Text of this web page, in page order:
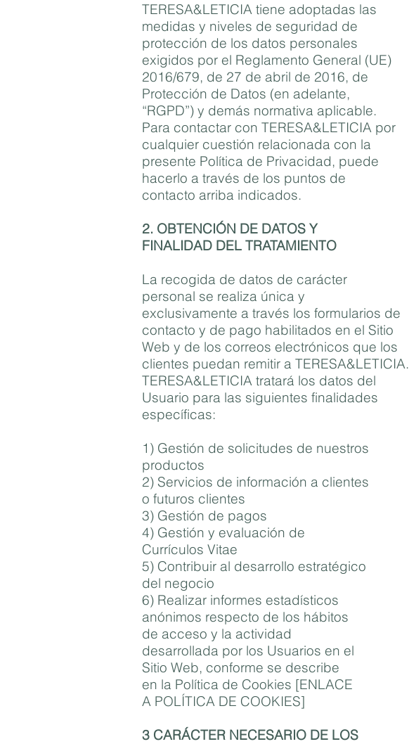
TERESA&LETICIA tiene adoptadas las
medidas y niveles de seguridad de
protección de los datos personales
exigidos por el Reglamento General (UE)
2016/679, de 27 de abril de 2016, de
Protección de Datos (en adelante,
“RGPD”) y demás normativa aplicable.
Para contactar con TERESA&LETICIA por
cualquier cuestión relacionada con la
presente Política de Privacidad, puede
hacerlo a través de los puntos de
contacto arriba indicados.
2. OBTENCIÓN DE DATOS Y
FINALIDAD DEL TRATAMIENTO
La recogida de datos de carácter
personal se realiza única y
exclusivamente a través los formularios de
contacto y de pago habilitados en el Sitio
Web y de los correos electrónicos que los
clientes puedan remitir a TERESA&LETICIA.
TERESA&LETICIA tratará los datos del
Usuario para las siguientes finalidades
específicas:
1) Gestión de solicitudes de nuestros
productos
2) Servicios de información a clientes
o futuros clientes
3) Gestión de pagos
4) Gestión y evaluación de
Currículos Vitae
5) Contribuir al desarrollo estratégico
del negocio
6) Realizar informes estadísticos
anónimos respecto de los hábitos
de acceso y la actividad
desarrollada por los Usuarios en el
Sitio Web, conforme se describe
en la Política de Cookies [ENLACE
A POLÍTICA DE COOKIES]
3 CARÁCTER NECESARIO DE LOS